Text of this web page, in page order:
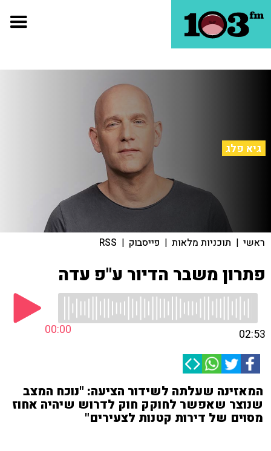
גיא פלג
ראשי | תוכניות מלאות | פייסבוק |
RSS
פתרון משבר הדיור ע"פ עדה
00:00 02:53
המאזינה שעלתה לשידור הציעה: "נוכח המצב
שנוצר שאפשר לחוקק חוק לדרוש שיהיה אחוז
מסוים של דירות קטנות לצעירים"